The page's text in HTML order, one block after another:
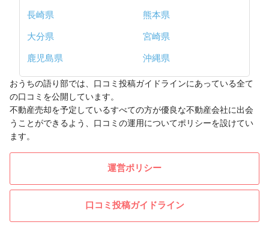
長崎県
熊本県
大分県
宮崎県
鹿児島県
沖縄県
おうちの語り部では、口コミ投稿ガイドラインにあっている全て
の口コミを公開しています。
不動産売却を予定しているすべての方が優良な不動産会社に出会
うことができるよう、口コミの運用についてポリシーを設けてい
ます。
運営ポリシー
口コミ投稿ガイドライン